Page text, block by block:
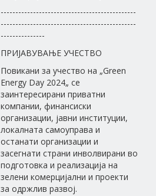
----------------------------------------------
----------------------------------------------
---------------
ПРИЈАВУВАЊЕ УЧЕСТВО
Повикани за учество на „Green
Energy Day 2024„ се
заинтересирани приватни
компании, финансиски
организации, јавни институции,
локалната самоуправа и
останати организации и
засегнати страни инволвирани во
подготовка и реализација на
зелени комерцијални и проекти
за одржлив развој.